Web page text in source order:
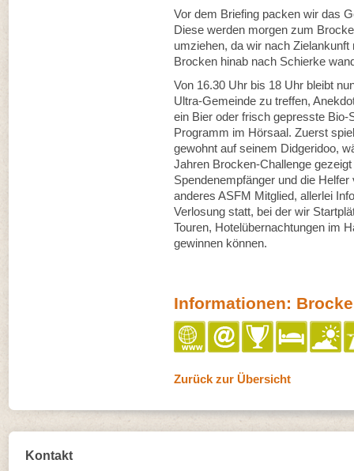
Vor dem Briefing packen wir das
Diese werden morgen zum
umziehen, da wir nach
Brocken hinab nach Schierke
Von 16.30 Uhr bis 18 Uhr bleibt
Ultra-Gemeinde zu treffen,
ein Bier oder frisch gepresste
Programm im Hörsaal. Zuerst
gewohnt auf seinem Didgeridoo,
Jahren Brocken-Challenge
Spendenempfänger und die
anderes ASFM Mitglied, allerlei
Verlosung statt, bei der wir
Touren, Hotelübernachtungen im
gewinnen können.
Informationen:
Zurück zur Übersicht
Kontakt